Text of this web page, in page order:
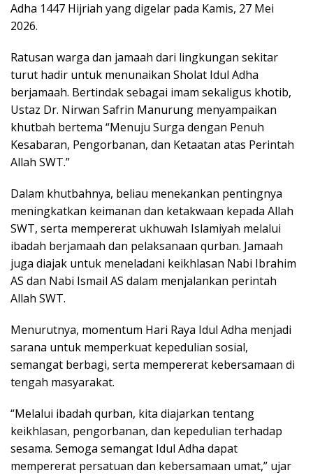
Adha 1447 Hijriah yang digelar pada Kamis, 27 Mei
2026.
Ratusan warga dan jamaah dari lingkungan sekitar
turut hadir untuk menunaikan Sholat Idul Adha
berjamaah. Bertindak sebagai imam sekaligus khotib,
Ustaz Dr. Nirwan Safrin Manurung menyampaikan
khutbah bertema “Menuju Surga dengan Penuh
Kesabaran, Pengorbanan, dan Ketaatan atas Perintah
Allah SWT.”
Dalam khutbahnya, beliau menekankan pentingnya
meningkatkan keimanan dan ketakwaan kepada Allah
SWT, serta mempererat ukhuwah Islamiyah melalui
ibadah berjamaah dan pelaksanaan qurban. Jamaah
juga diajak untuk meneladani keikhlasan Nabi Ibrahim
AS dan Nabi Ismail AS dalam menjalankan perintah
Allah SWT.
Menurutnya, momentum Hari Raya Idul Adha menjadi
sarana untuk memperkuat kepedulian sosial,
semangat berbagi, serta mempererat kebersamaan di
tengah masyarakat.
“Melalui ibadah qurban, kita diajarkan tentang
keikhlasan, pengorbanan, dan kepedulian terhadap
sesama. Semoga semangat Idul Adha dapat
mempererat persatuan dan kebersamaan umat,” ujar